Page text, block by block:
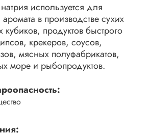
используется для
в производстве сухих
продуктов быстрого
крекеров, соусов,
мясных полуфабрикатов,
море и рыбопродуктов.